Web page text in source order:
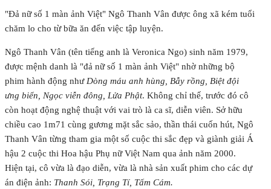
"Đả nữ số 1 màn ảnh Việt" Ngô Thanh Vân được ông xã kém tuổi
chăm lo cho từ bữa ăn đến việc tập luyện.
Ngô Thanh Vân (tên tiếng anh là Veronica Ngo) sinh năm 1979,
được mệnh danh là "đả nữ số 1 màn ảnh Việt" nhờ những bộ
phim hành động nhưDòng máu anh hùng, Bẫy rồng, Biệt đội
ưng biển, Ngọc viễn đông, Lửa Phật. Không chỉ thế, trước đó cô
còn hoạt động nghệ thuật với vai trò là ca sĩ, diễn viên. Sở hữu
chiều cao 1m71 cùng gương mặt sắc sảo, thần thái cuốn hút, Ngô
Thanh Vân từng tham gia một số cuộc thi sắc đẹp và giành giải Á
hậu 2 cuộc thi Hoa hậu Phụ nữ Việt Nam qua ảnh năm 2000.
Hiện tại, cô vừa là đạo diễn, vừa là nhà sản xuất phim cho các dự
án điện ảnh: Thanh Sói, Trạng Tí, Tấm Cám.